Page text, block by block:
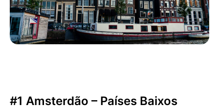
#1 Amsterdão – Países Baixos